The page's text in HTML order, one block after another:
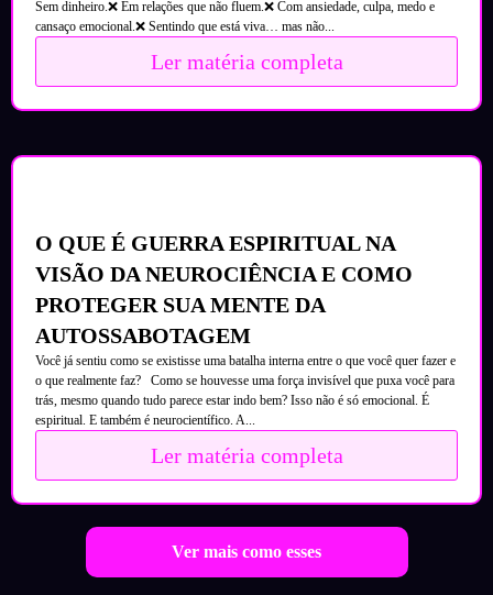
Sem dinheiro.❌ Em relações que não fluem.❌ Com ansiedade, culpa, medo e
cansaço emocional.❌ Sentindo que está viva… mas não...
Ler matéria completa
O QUE É GUERRA ESPIRITUAL NA
VISÃO DA NEUROCIÊNCIA E COMO
PROTEGER SUA MENTE DA
AUTOSSABOTAGEM
Você já sentiu como se existisse uma batalha interna entre o que você quer fazer e
o que realmente faz? Como se houvesse uma força invisível que puxa você para
trás, mesmo quando tudo parece estar indo bem? Isso não é só emocional. É
espiritual. E também é neurocientífico. A...
Ler matéria completa
Ver mais como esses